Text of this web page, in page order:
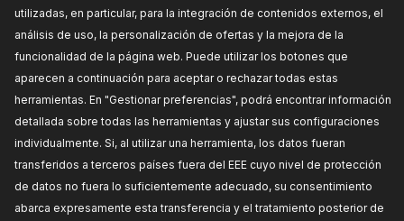
utilizadas, en particular, para la integración de contenidos externos, el
análisis de uso, la personalización de ofertas y la mejora de la
funcionalidad de la página web. Puede utilizar los botones que
aparecen a continuación para aceptar o rechazar todas estas
herramientas. En "Gestionar preferencias", podrá encontrar información
detallada sobre todas las herramientas y ajustar sus configuraciones
individualmente. Si, al utilizar una herramienta, los datos fueran
transferidos a terceros países fuera del EEE cuyo nivel de protección
de datos no fuera lo suficientemente adecuado, su consentimiento
abarca expresamente esta transferencia y el tratamiento posterior de
Kit frenos, disco de
tambor